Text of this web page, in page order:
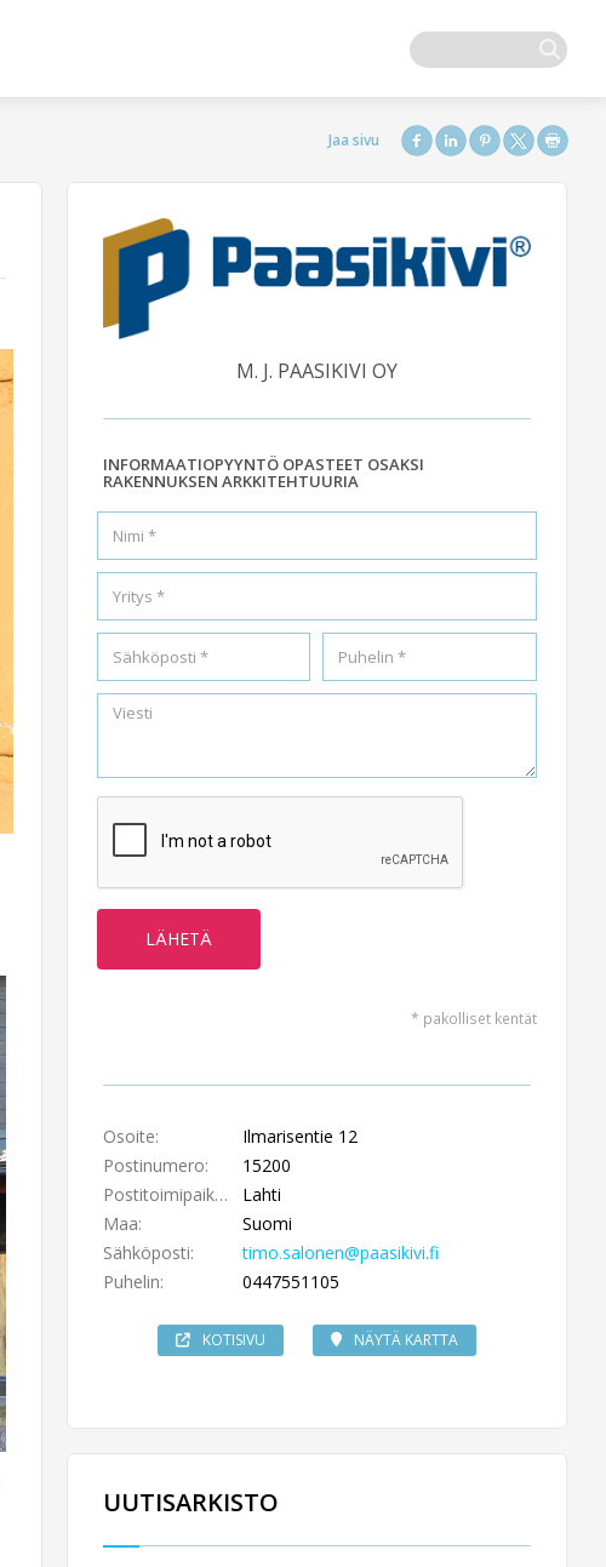
M. J. PAASIKIVI OY
INFORMAATIOPYYNTÖ OPASTEET OSAKSI
RAKENNUKSEN ARKKITEHTUURIA
* pakolliset kentät
Osoite:
Ilmarisentie 12
Postinumero:
15200
Postitoimipaikka:
Lahti
Maa:
Suomi
Sähköposti:
timo.salonen@paasikivi.fi
Puhelin:
0447551105
KOTISIVU NÄYTÄ KARTTA
UUTISARKISTO